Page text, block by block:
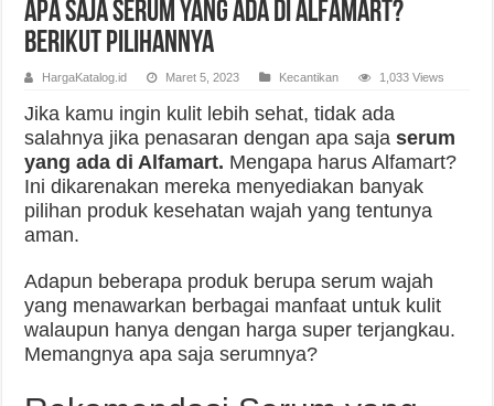
Apa Saja Serum yang Ada di Alfamart?
Berikut Pilihannya
HargaKatalog.id Maret 5, 2023 Kecantikan 1,033 Views
Jika kamu ingin kulit lebih sehat, tidak ada
salahnya jika penasaran dengan apa sajaserum
yang ada di Alfamart. Mengapa harus Alfamart?
Ini dikarenakan mereka menyediakan banyak
pilihan produk kesehatan wajah yang tentunya
aman.
Adapun beberapa produk berupa serum wajah
yang menawarkan berbagai manfaat untuk kulit
walaupun hanya dengan harga super terjangkau.
Memangnya apa saja serumnya?